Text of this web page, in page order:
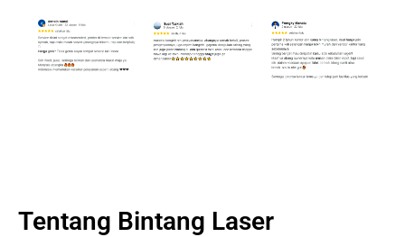
Tentang Bintang Laser